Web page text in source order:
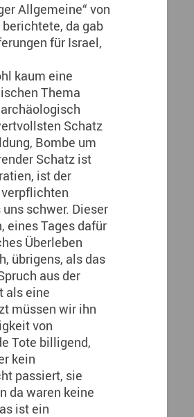
Allgemeine“ von
da gab
für Israel,
kaum eine
Thema
Schatz
Bombe um
Schatz ist
ist der
schwer. Dieser
eines Tages dafür
Überleben
übrigens, als das
aus der
als eine
müssen wir ihn
von
Tote billigend,
kein
passiert, sie
da waren keine
ist ein